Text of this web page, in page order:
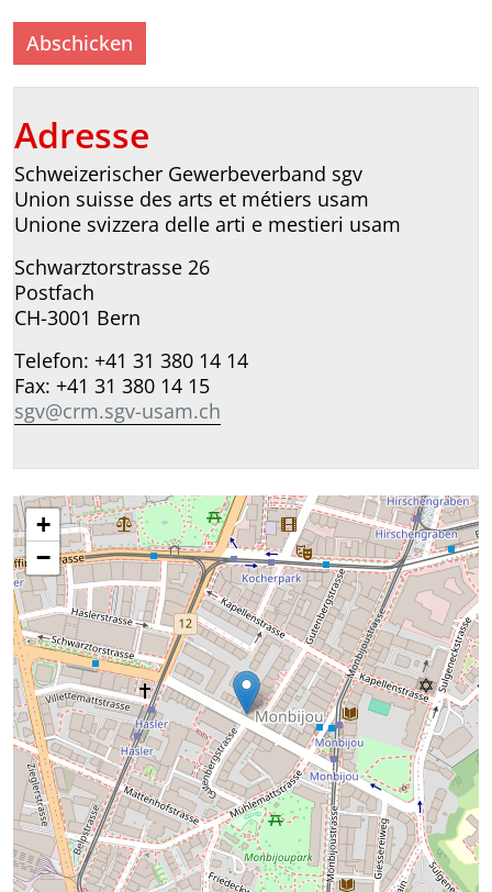
Adresse
Schweizerischer Gewerbeverband sgv
Union suisse des arts et métiers usam
Unione svizzera delle arti e mestieri usam
Schwarztorstrasse 26
Postfach
CH-3001 Bern
Telefon: +41 31 380 14 14
Fax: +41 31 380 14 15
sgv@crm.sgv-usam.ch
+
−